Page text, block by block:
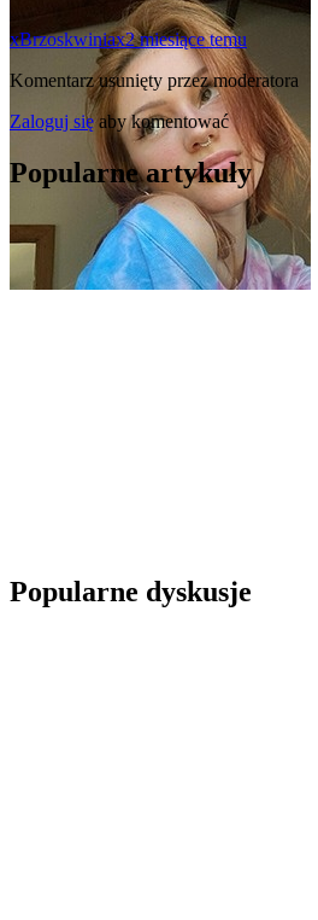
xBrzoskwiniax2 miesiące temu
Komentarz usunięty przez moderatora
Zaloguj sięaby komentować
Popularne artykuły
Popularne dyskusje